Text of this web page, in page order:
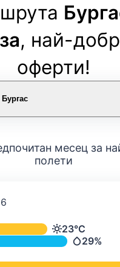
, най-
оферти!
Бургас
месец за
полети
месечнаТемпература
23°C
Валежи
29%